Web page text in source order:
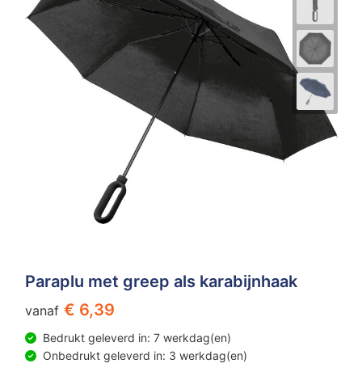
Paraplu met greep als karabijnhaak
vanaf € 6,39
Bedrukt geleverd in: 7 werkdag(en)
Onbedrukt geleverd in: 3 werkdag(en)